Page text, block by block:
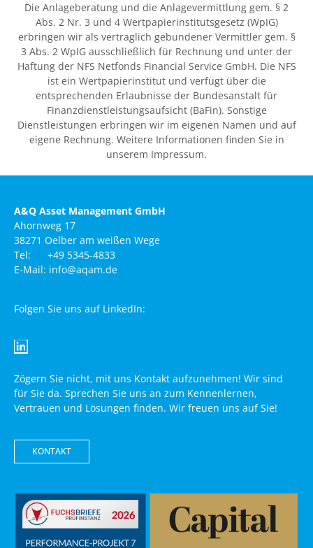
Die Anlageberatung und die Anlagevermittlung gem. § 2
Abs. 2 Nr. 3 und 4 Wertpapierinstitutsgesetz (WpIG)
erbringen wir als vertraglich gebundener Vermittler gem. §
3 Abs. 2 WpIG ausschließlich für Rechnung und unter der
Haftung der NFS Netfonds Financial Service GmbH. Die NFS
ist ein Wertpapierinstitut und verfügt über die
entsprechenden Erlaubnisse der Bundesanstalt für
Finanzdienstleistungsaufsicht (BaFin). Sonstige
Dienstleistungen erbringen wir im eigenen Namen und auf
eigene Rechnung. Weitere Informationen finden Sie in
unserem Impressum.
A&Q Asset Management GmbH
Ahornweg 17
38271 Oelber am weißen Wege
Tel: +49 5345-4833
E-Mail: info@aqam.de
Folgen Sie uns auf LinkedIn:
Zögern Sie nicht, mit uns Kontakt aufzunehmen! Wir sind
für Sie da. Sprechen Sie uns an zum Kennenlernen,
Vertrauen und Lösungen finden. Wir freuen uns auf Sie!
KONTAKT